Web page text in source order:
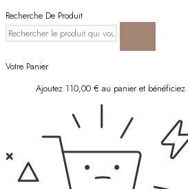
Recherche De Produit
Votre Panier
Ajoutez 110,00 € au panier et